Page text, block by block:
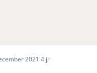
2021 4 jr